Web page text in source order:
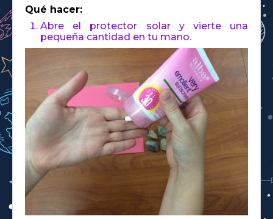
Qué hacer:
Abre el protector solar y vierte una
pequeña cantidad en tu mano.